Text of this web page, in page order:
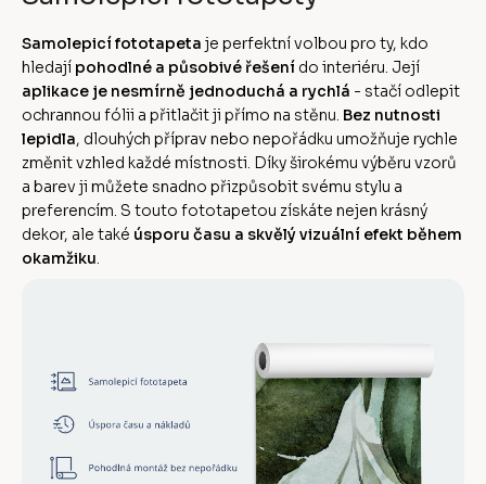
Samolepicí fototapeta je perfektní volbou pro ty, kdo
hledají pohodlné a působivé řešení do interiéru. Její
aplikace je nesmírně jednoduchá a rychlá - stačí odlepit
ochrannou fólii a přitlačit ji přímo na stěnu. Bez nutnosti
lepidla, dlouhých příprav nebo nepořádku umožňuje rychle
změnit vzhled každé místnosti. Díky širokému výběru vzorů
a barev ji můžete snadno přizpůsobit svému stylu a
preferencím. S touto fototapetou získáte nejen krásný
dekor, ale také úsporu času a skvělý vizuální efekt během
okamžiku.